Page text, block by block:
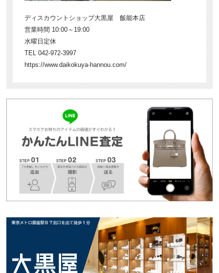
ディスカウントショップ大黒屋 飯能本店
営業時間 10:00～19:00
水曜日定休
TEL 042-972-3997
https://www.daikokuya-hannou.com/